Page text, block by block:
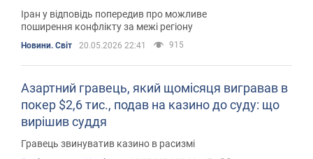
Іран у відповідь попередив про можливе
поширення конфлікту за межі регіону
Новини. Світ 20.05.2026 22:41 915
Азартний гравець, який щомісяця вигравав в
покер $2,6 тис., подав на казино до суду: що
вирішив суддя
Гравець звинуватив казино в расизмі